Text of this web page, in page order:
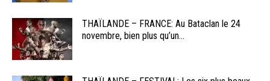
THAÏLANDE – FRANCE: Au Bataclan le 24
novembre, bien plus qu’un...